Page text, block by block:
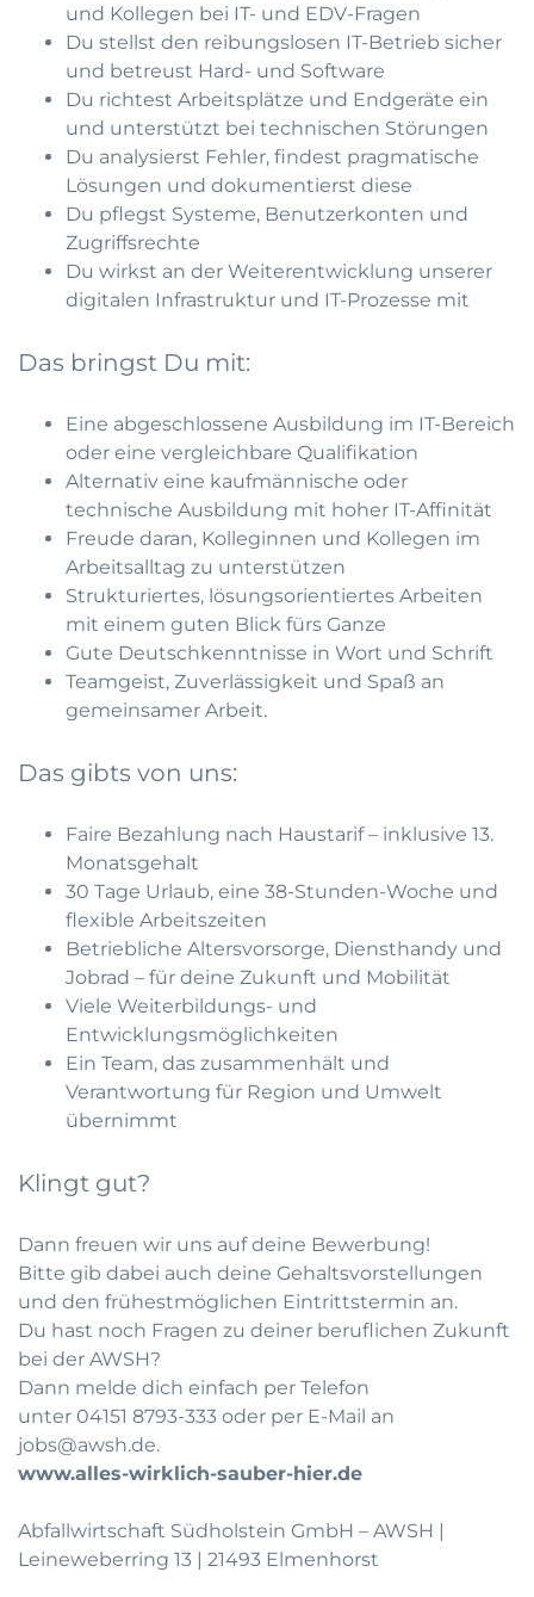
und Kollegen bei IT- und EDV-Fragen
Du stellst den reibungslosen IT-Betrieb sicher
und betreust Hard- und Software
Du richtest Arbeitsplätze und Endgeräte ein
und unterstützt bei technischen Störungen
Du analysierst Fehler, findest pragmatische
Lösungen und dokumentierst diese
Du pflegst Systeme, Benutzerkonten und
Zugriffsrechte
Du wirkst an der Weiterentwicklung unserer
digitalen Infrastruktur und IT-Prozesse mit
Das bringst Du mit:
Eine abgeschlossene Ausbildung im IT-Bereich
oder eine vergleichbare Qualifikation
Alternativ eine kaufmännische oder
technische Ausbildung mit hoher IT-Affinität
Freude daran, Kolleginnen und Kollegen im
Arbeitsalltag zu unterstützen
Strukturiertes, lösungsorientiertes Arbeiten
mit einem guten Blick fürs Ganze
Gute Deutschkenntnisse in Wort und Schrift
Teamgeist, Zuverlässigkeit und Spaß an
gemeinsamer Arbeit.
Das gibts von uns:
Faire Bezahlung nach Haustarif – inklusive 13.
Monatsgehalt
30 Tage Urlaub, eine 38-Stunden-Woche und
flexible Arbeitszeiten
Betriebliche Altersvorsorge, Diensthandy und
Jobrad – für deine Zukunft und Mobilität
Viele Weiterbildungs- und
Entwicklungsmöglichkeiten
Ein Team, das zusammenhält und
Verantwortung für Region und Umwelt
übernimmt
Klingt gut?
Dann freuen wir uns auf deine Bewerbung!
Bitte gib dabei auch deine Gehaltsvorstellungen
und den frühestmöglichen Eintrittstermin an.
Du hast noch Fragen zu deiner beruflichen Zukunft
bei der AWSH?
Dann melde dich einfach per Telefon
unter 04151 8793-333 oder per E-Mail an
jobs@awsh.de.
www.alles-wirklich-sauber-hier.de
Abfallwirtschaft Südholstein GmbH – AWSH |
Leineweberring 13 | 21493 Elmenhorst